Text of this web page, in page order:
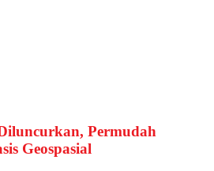
Permudah
Geospasial